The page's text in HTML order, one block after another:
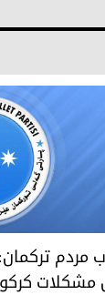
دهوک
ترکمان: ماده ۱۴۰ تنها راه حل
مشکلات